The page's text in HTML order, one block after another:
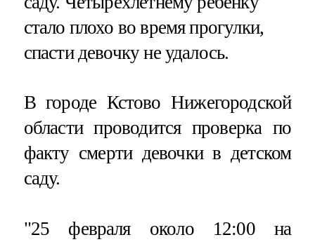
стало плохо во время прогулки,
спасти девочку не удалось.
В городе Кстово Нижегородской
области проводится проверка по
факту смерти девочки в детском
саду.
"25 февраля около 12:00 на